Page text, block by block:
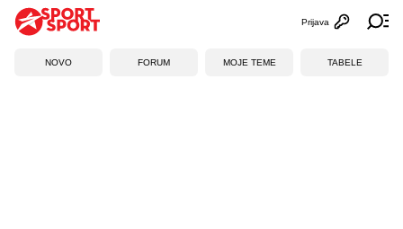
Otvori
Prijava
NOVO FORUM MOJE TEME TABELE